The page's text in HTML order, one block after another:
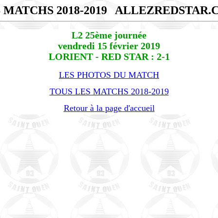
MATCHS 2018-2019
L2 25ème journée
vendredi 15 février 2019
LORIENT - RED STAR : 2-1
LES PHOTOS DU MATCH
TOUS LES MATCHS 2018-2019
Retour à la page d'accueil